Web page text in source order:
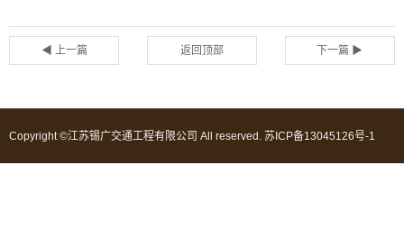
◀ 上一篇 返回顶部 下一篇 ▶
Copyright ©江苏锡广交通工程有限公司 All reserved. 苏ICP备13045126号-1